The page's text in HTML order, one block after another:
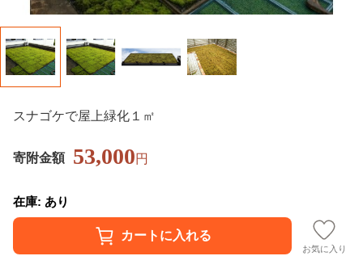
スナゴケで屋上緑化１㎡
寄附金額 53,000円
在庫: あり
お気に入り